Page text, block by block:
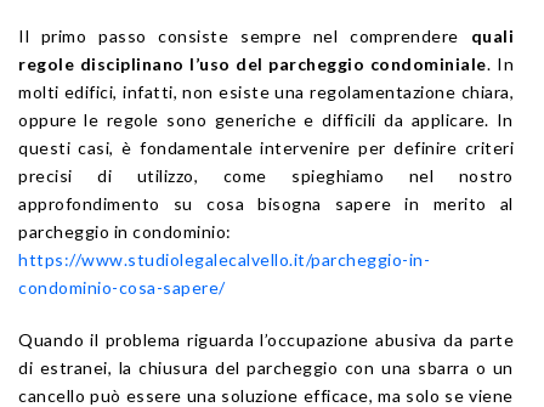
Il primo passo consiste sempre nel comprendere quali
regole disciplinano l’uso del parcheggio condominiale. In
molti edifici, infatti, non esiste una regolamentazione chiara,
oppure le regole sono generiche e difficili da applicare. In
questi casi, è fondamentale intervenire per definire criteri
precisi di utilizzo, come spieghiamo nel nostro
approfondimento su cosa bisogna sapere in merito al
parcheggio in condominio:
https://www.studiolegalecalvello.it/parcheggio-in-
condominio-cosa-sapere/
Quando il problema riguarda l’occupazione abusiva da parte
di estranei, la chiusura del parcheggio con una sbarra o un
cancello può essere una soluzione efficace, ma solo se viene